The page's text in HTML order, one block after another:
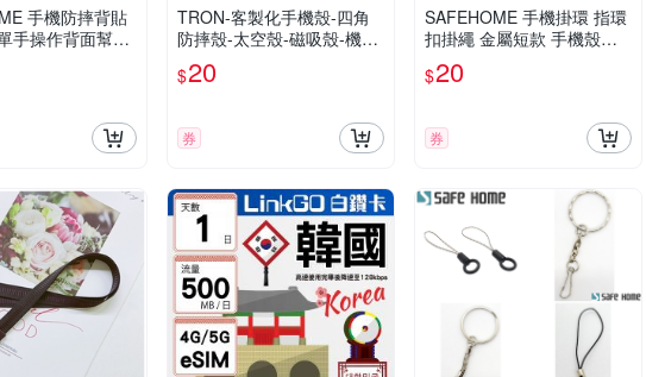
手機防摔背貼
手操作背面幫貼
架 CPA031(恕不
色出貨)
TRON-客製化手機殼-四角
防摔殼-太空殼-磁吸殼-機甲
殼
$20
券
SAFEHOME 手機掛環 指環
扣掛繩 金屬短款 手機殼創
意牢固繩 12公分長 CPA027
$20
券